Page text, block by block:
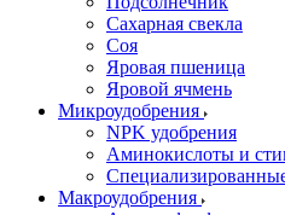
Сахарная свекла
Соя
Яровая пшеница
Яровой ячмень
Микроудобрения
NPK удобрения
Аминокислоты и
Макроудобрения